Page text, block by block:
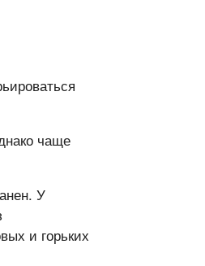
чаще
У
и горьких